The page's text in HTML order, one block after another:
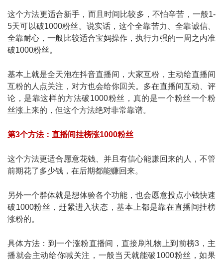
这个方法更适合新手，而且时间比较多，不怕辛苦，一般1-
5天可以破1000粉丝。说实话，这个全靠苦力、全靠诚信、
全靠耐心，一般比较适合宝妈操作，执行力强的一周之内准
破1000粉丝。
基本上就是全天泡在抖音直播间，大家互粉，主动给直播间
互粉的人点关注，对方也会给你回关。多在直播间互动、评
论，是靠这样的方法破1000粉丝，真的是一个粉丝一个粉
丝涨上来的，但这个方法绝对非常靠谱。
第3个方法：直播间挂榜涨1000粉丝
这个方法更适合愿意花钱、并且有信心能赚回来的人，不管
前期花了多少钱，在后期都能赚回来。
另外一个群体就是想体验各个功能，也会愿意投点小钱快速
破1000粉丝，赶紧进入状态，基本上都是靠在直播间挂榜
涨粉的。
具体方法：到一个涨粉直播间，直接刷礼物上到前榜3，主
播就会主动给你喊关注，一般当天就能破1000粉丝，如果